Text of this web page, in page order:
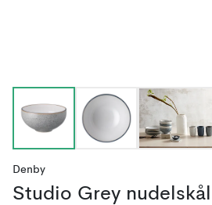
Denby
Studio Grey